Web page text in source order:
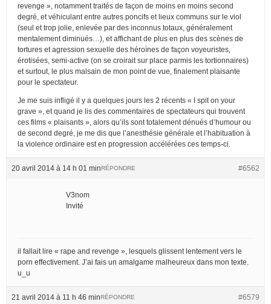
revenge », notamment traités de façon de moins en moins second
degré, et véhiculant entre autres poncifs et lieux communs sur le viol
(seul et trop jolie, enlevée par des inconnus totaux, généralement
mentalement diminués…), et affichant de plus en plus des scènes de
tortures et agression sexuelle des héroïnes de façon voyeuristes,
érotisées, semi-active (on se croirait sur place parmis les tortionnaires)
et surtout, le plus malsain de mon point de vue, finalement plaisante
pour le spectateur.
Je me suis infligé il y a quelques jours les 2 récents « I spit on your
grave », et quand je lis des commentaires de spectateurs qui trouvent
ces films « plaisants », alors qu’ils sont totalement dénués d’humour ou
de second degré, je me dis que l’anesthésie générale et l’habituation à
la violence ordinaire est en progression accélérées ces temps-ci.
20 avril 2014 à 14 h 01 min #6562
RÉPONDRE
V3nom
Invité
il fallait lire « rape and revenge », lesquels glissent lentement vers le
porn effectivement. J’ai fais un amalgame malheureux dans mon texte.
u_u
21 avril 2014 à 11 h 46 min #6579
RÉPONDRE